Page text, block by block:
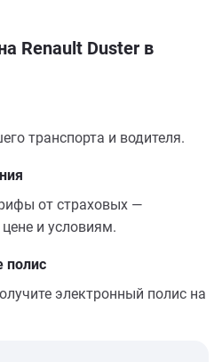
Renault Duster в
транспорта и водителя.
от страховых —
и условиям.
полис
электронный полис на